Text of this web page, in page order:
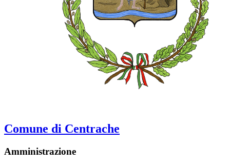
Comune di Centrache
Amministrazione